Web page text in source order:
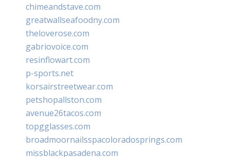
chimeandstave.com
greatwallseafoodny.com
theloverose.com
gabriovoice.com
resinflowart.com
p-sports.net
korsairstreetwear.com
petshopallston.com
avenue26tacos.com
topgglasses.com
broadmoornailsspacoloradosprings.com
missblackpasadena.com